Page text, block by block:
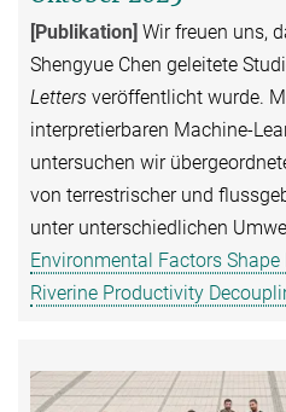
[Publikation] Wir freuen uns,
Shengyue Chen geleitete
Letters veröffentlicht wurde.
interpretierbaren Machine-
untersuchen wir
von terrestrischer und
unter unterschiedlichen
Environmental Factors
Riverine Productivity